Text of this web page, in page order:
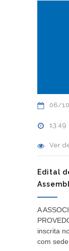
06/
13:49
Ver
Edital
A
inscrita
com